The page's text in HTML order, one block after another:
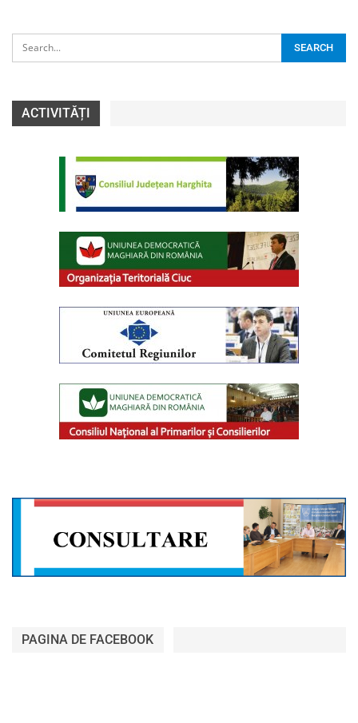
ACTIVITĂȚI
PAGINA DE FACEBOOK